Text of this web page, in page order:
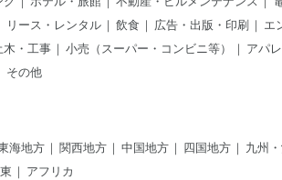
リース・レンタル 飲食 広告・出版・印刷 エ
・工事 小売（スーパー・コンビニ等）
アパ
その他
海地方 関西地方 中国地方 四国地方 九州
アフリカ